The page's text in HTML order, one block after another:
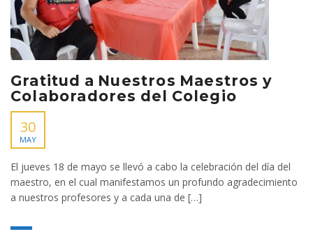
Gratitud a Nuestros Maestros y
Colaboradores del Colegio
30
MAY
El jueves 18 de mayo se llevó a cabo la celebración del día del
maestro, en el cual manifestamos un profundo agradecimiento
a nuestros profesores y a cada una de […]